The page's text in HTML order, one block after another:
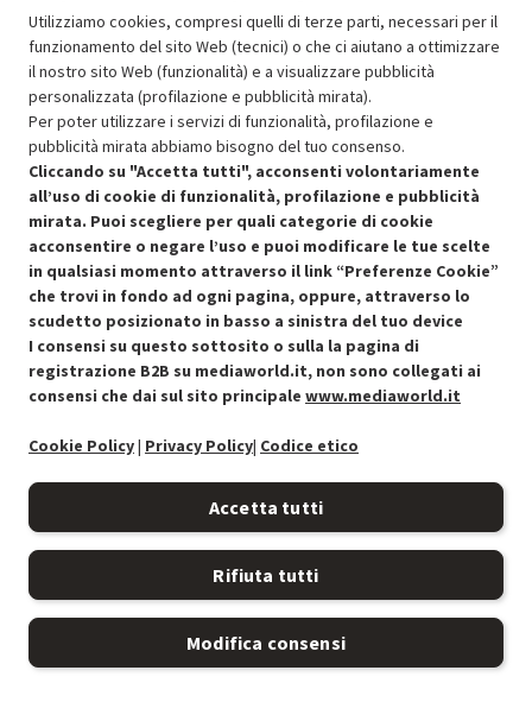
BEKO CUCINA FBE62120XD, PIANO COTTURA A GAS, ZONE
COTTURA 4, CLASSE A - PRMG GRADING ROBN - 10%-PRMG
GRADING ROBN - 10%
MOLTO BUONO
R : Confezione non originale integra
: Accessori principali presenti
B: Estetica prodotto ottima
N: Prodotto funzionante
Prodotto Nuovo 449.99 -10%
Ricondizionato Prezzo ridotto da
404.99 -15%
In Promozione 344.24
SCONTO RICONDIZIONATI
Utilizziamo cookies, compresi quelli di terze parti, necessari per il
funzionamento del sito Web (tecnici) o che ci aiutano a ottimizzare
il nostro sito Web (funzionalità) e a visualizzare pubblicità
personalizzata (profilazione e pubblicità mirata).
Per poter utilizzare i servizi di funzionalità, profilazione e
pubblicità mirata abbiamo bisogno del tuo consenso.
Cliccando su "Accetta tutti", acconsenti volontariamente
all’uso di cookie di funzionalità, profilazione e pubblicità
mirata. Puoi scegliere per quali categorie di cookie
acconsentire o negare l’uso e puoi modificare le tue scelte
in qualsiasi momento attraverso il link “Preferenze Cookie”
che trovi in fondo ad ogni pagina, oppure, attraverso lo
scudetto posizionato in basso a sinistra del tuo device
I consensi su questo sottosito o sulla la pagina di
registrazione B2B su mediaworld.it, non sono collegati ai
consensi che dai sul sito principale www.mediaworld.it
Cookie Policy| Privacy Policy| Codice etico
Accetta tutti
Rifiuta tutti
Modifica consensi